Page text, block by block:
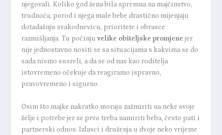
njegovali. Koliko god žena bila spremna na majčinstvo,
trudnoća, porod i njega male bebe drastično mijenjaju
dotadašnju svakodnevicu, prioritete i obrasce
razmišljanja. Tu počinju velike obiteljske promjene jer
nije jednostavno nositi se sa situacijama s kakvima se do
sada nismo susreli, a da se od nas kao roditelja
istovremeno očekuje da reagiramo ispravno,
pravovremeno i sigurno.
Osim što majke nakratko moraju zažmiriti na neke svoje
želje i potrebe jer se prvo treba namiriti beba, često pati i
partnerski odnos. Izlasci i druženja u dvoje neko vrijeme